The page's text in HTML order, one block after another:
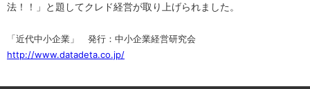
法！！」と題してクレド経営が取り上げられました。
「近代中小企業」 発行：中小企業経営研究会
http://www.datadeta.co.jp/